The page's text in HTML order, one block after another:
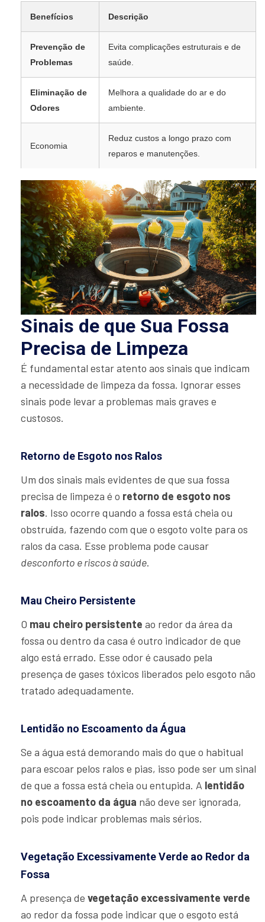
Benefícios Descrição
Prevenção de
Problemas
Evita complicações estruturais e de
saúde.
Eliminação de
Odores
Melhora a qualidade do ar e do
ambiente.
Economia
Reduz custos a longo prazo com
reparos e manutenções.
Sinais de que Sua Fossa
Precisa de Limpeza
É fundamental estar atento aos sinais que indicam
a necessidade de limpeza da fossa. Ignorar esses
sinais pode levar a problemas mais graves e
custosos.
Retorno de Esgoto nos Ralos
Um dos sinais mais evidentes de que sua fossa
precisa de limpeza é o retorno de esgoto nos
ralos. Isso ocorre quando a fossa está cheia ou
obstruída, fazendo com que o esgoto volte para os
ralos da casa. Esse problema pode causar
desconforto e riscos à saúde.
Mau Cheiro Persistente
O mau cheiro persistente ao redor da área da
fossa ou dentro da casa é outro indicador de que
algo está errado. Esse odor é causado pela
presença de gases tóxicos liberados pelo esgoto não
tratado adequadamente.
Lentidão no Escoamento da Água
Se a água está demorando mais do que o habitual
para escoar pelos ralos e pias, isso pode ser um sinal
de que a fossa está cheia ou entupida. A lentidão
no escoamento da água não deve ser ignorada,
pois pode indicar problemas mais sérios.
Vegetação Excessivamente Verde ao Redor da
Fossa
A presença de vegetação excessivamente verde
ao redor da fossa pode indicar que o esgoto está